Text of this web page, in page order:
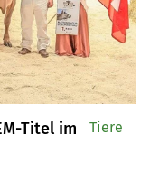
Titel im
Tiere